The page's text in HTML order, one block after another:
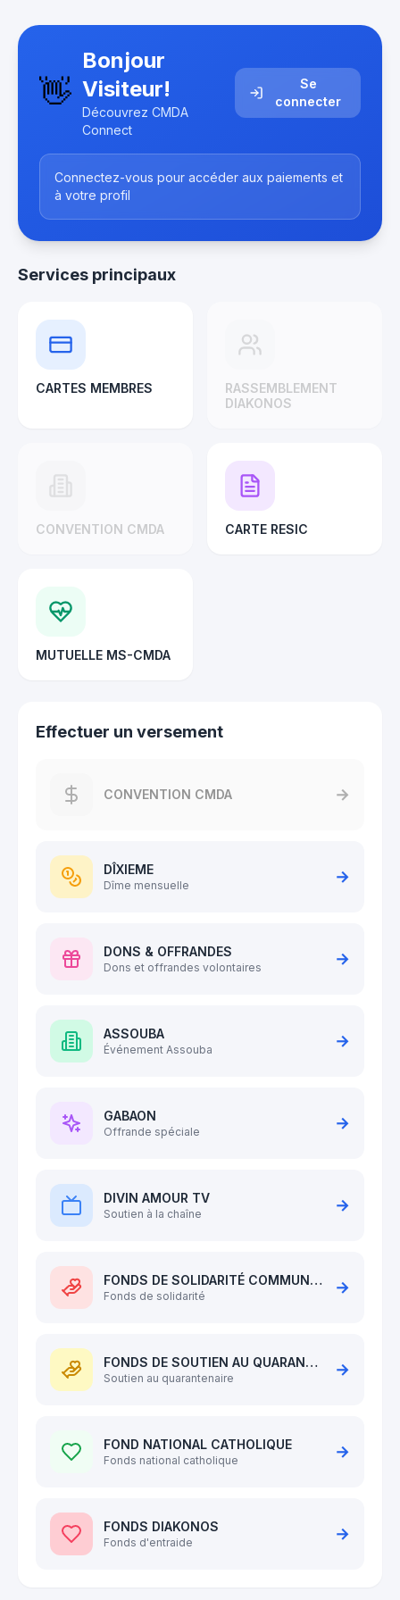
👋
Bonjour
Visiteur!
Découvrez CMDA
Connect
Se
connecter
Connectez-vous pour accéder aux paiements et
à votre profil
Services principaux
CARTES MEMBRES
RASSEMBLEMENT
DIAKONOS
CONVENTION CMDA CARTE RESIC
MUTUELLE MS-CMDA
Effectuer un versement
CONVENTION CMDA →
DÎXIEME
Dîme mensuelle →
DONS & OFFRANDES
Dons et offrandes volontaires →
ASSOUBA
Événement Assouba →
GABAON
Offrande spéciale →
DIVIN AMOUR TV
Soutien à la chaîne →
FONDS DE SOLIDARITÉ COMMUNAUTAIRE
Fonds de solidarité →
FONDS DE SOUTIEN AU QUARANTENAIRE
Soutien au quarantenaire →
FOND NATIONAL CATHOLIQUE
Fonds national catholique →
FONDS DIAKONOS
Fonds d'entraide →